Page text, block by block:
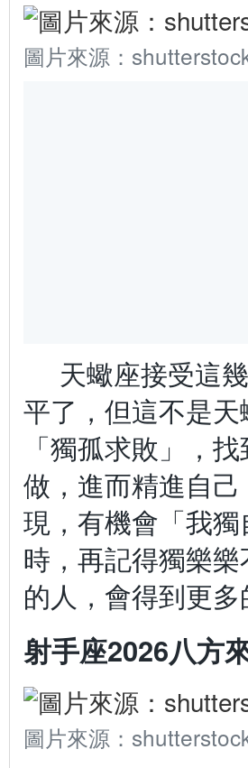
圖片來源：
天蠍座接受這
平了，但這不是
「獨孤求敗」，
做，進而精進自
現，有機會「我
時，再記得獨樂
的人，會得到更多
射手座2026八方
圖片來源：